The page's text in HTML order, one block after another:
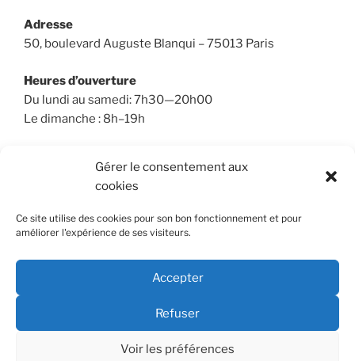
Gérer le consentement aux
cookies
Ce site utilise des cookies pour son bon fonctionnement et pour
améliorer l'expérience de ses visiteurs.
Accepter
Refuser
Voir les préférences
Adresse
50, boulevard Auguste Blanqui – 75013 Paris
Heures d’ouverture
Du lundi au samedi: 7h30—20h00
Le dimanche : 8h–19h
RECHERCHER
Recherche
pour
: